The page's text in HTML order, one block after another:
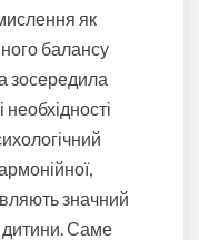
як
балансу
зосередила
необхідності
значний
дитини. Саме